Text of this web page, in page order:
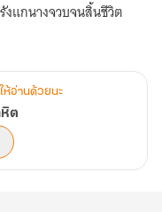
งแกนางจวบจนสิ้นชีวิต
วิตของข้าจะต้องไม่ถูก
ห้อ่านด้วยนะ
ต